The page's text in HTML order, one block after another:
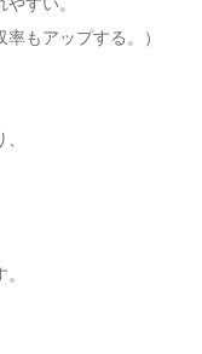
もアップする。）